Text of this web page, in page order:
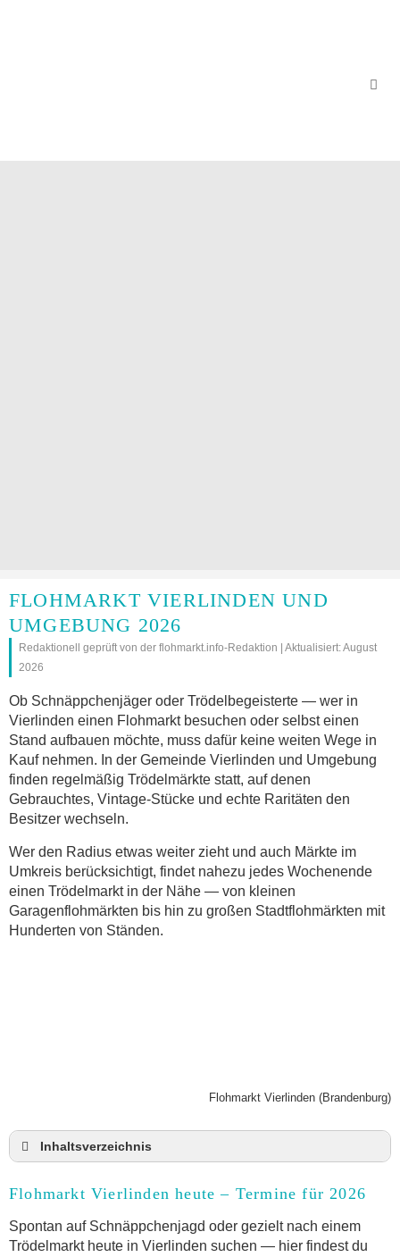
FLOHMARKT VIERLINDEN UND
UMGEBUNG 2026
Redaktionell geprüft von der flohmarkt.info-Redaktion | Aktualisiert: August
2026
Ob Schnäppchenjäger oder Trödelbegeisterte — wer in
Vierlinden einen Flohmarkt besuchen oder selbst einen
Stand aufbauen möchte, muss dafür keine weiten Wege in
Kauf nehmen. In der Gemeinde Vierlinden und Umgebung
finden regelmäßig Trödelmärkte statt, auf denen
Gebrauchtes, Vintage-Stücke und echte Raritäten den
Besitzer wechseln.
Wer den Radius etwas weiter zieht und auch Märkte im
Umkreis berücksichtigt, findet nahezu jedes Wochenende
einen Trödelmarkt in der Nähe — von kleinen
Garagenflohmärkten bis hin zu großen Stadtflohmärkten mit
Hunderten von Ständen.
Flohmarkt Vierlinden (Brandenburg)
Inhaltsverzeichnis
Anmeldung & Standgebühr auf dem Trödelmarkt
Online-Flohmarkt Vierlinden
Welche Trödelmarkt-Typen gibt es?
Flohmarkt Vierlinden heute – Termine für 2026
Spontan auf Schnäppchenjagd oder gezielt nach einem
Trödelmarkt heute in Vierlinden suchen — hier findest du